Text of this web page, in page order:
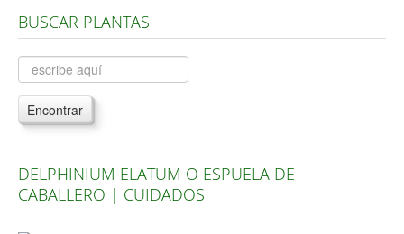
Árboles, Cicas y Palmeras de la G a la Z
Plantas Anuales y Perennes
Plantas Bulbosas y Acuáticas
Plantas de Interior
Plantas Aromáticas y de Huerto
Plantas Carnívoras y Orquídeas
BUSCAR PLANTAS
Encontrar
DELPHINIUM ELATUM O ESPUELA DE
CABALLERO | CUIDADOS